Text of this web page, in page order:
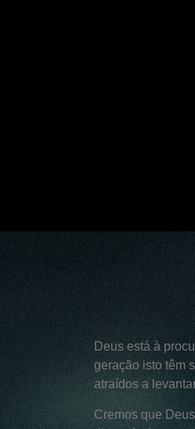
Deus está à
geração isto têm
atraídos a
Cremos que